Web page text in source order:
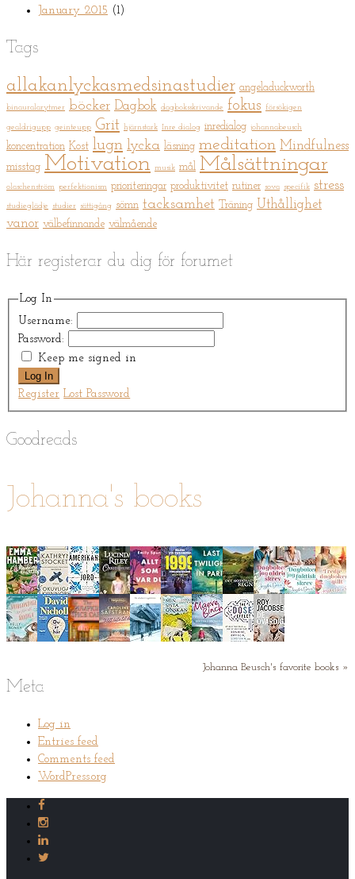
January 2015 (1)
Tags
allakanlyckasmedsinastudier angeladuckworth
binauralarytmer böcker Dagbok dagboksskrivande fokus försökigen
gealdrigupp geinteupp Grit hjärnstark Inre dialog inredialog johannabeusch
koncentration Kost lugn lycka läsning meditation Mindfulness
misstag Motivation musik mål Målsättningar
olaschenström perfektionism prioriteringar produktivitet rutiner sova specifik stress
studieglädje studier sättigång sömn tacksamhet Träning Uthållighet
vanor välbefinnande välmående
Här registerar du dig för forumet
Log In
Username:
Password:
Keep me signed in
Log In
Register Lost Password
Goodreads
Johanna's books
Johanna Beusch's favorite books »
Meta
Log in
Entries feed
Comments feed
WordPress.org